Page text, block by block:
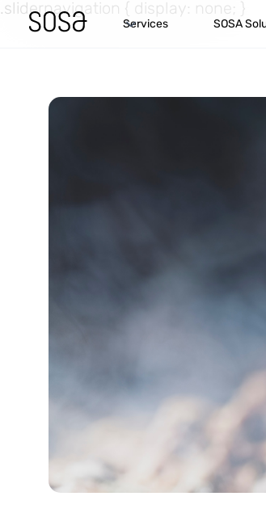
.slidernavigation { display: none; }
Services SOSA